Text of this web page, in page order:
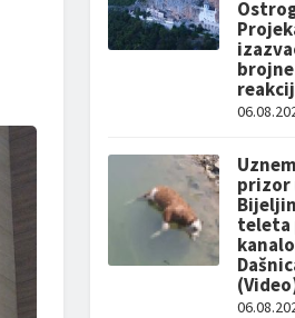
brojne
prizor
teleta